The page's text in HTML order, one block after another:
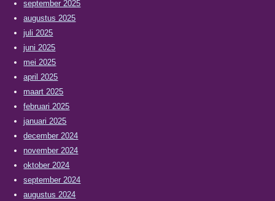
september 2025
augustus 2025
juli 2025
juni 2025
mei 2025
april 2025
maart 2025
februari 2025
januari 2025
december 2024
november 2024
oktober 2024
september 2024
augustus 2024